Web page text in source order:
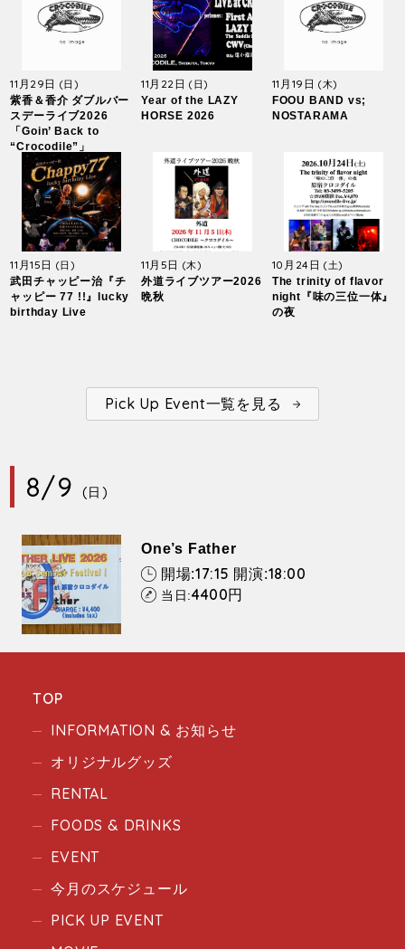
11月29日 (日)
紫香＆香介 ダブルバー
スデーライブ2026
「Goin’ Back to
“Crocodile”」
11月22日(日)
Year of the LAZY
HORSE 2026
11月19日 (木)
FOOU BAND vs;
NOSTARAMA
11月15日 (日)
武田チャッピー治『チ
ャッピー 77 !!』lucky
birthday Live
11月5日 (木)
外道ライブツアー2026
晩秋
10月24日 (土)
The trinity of flavor
night『味の三位一体』
の夜
Pick Up Event一覧を見る
8/9 (日)
One’s Father
開場:17:15 開演:18:00
当日:4400円
TOP
INFORMATION & お知らせ
オリジナルグッズ
RENTAL
FOODS & DRINKS
EVENT
今月のスケジュール
PICK UP EVENT